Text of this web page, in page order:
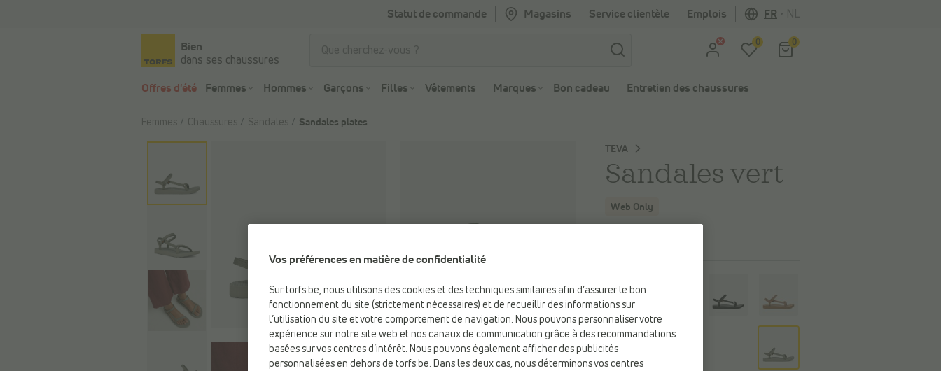
Statut de commande Magasins Service clientèle Emplois FR
Bien
dans ses chaussures
0 0
Offres d'été Femmes Hommes Garçons Filles Vêtements Marques Bon cadeau Entretien des chaussures
Femmes Chaussures Sandales Sandales plates
TEVA
Sandales vert
Web Only
SGSS
Vos préférences en matière de confidentialité
Sur torfs.be, nous utilisons des cookies et des techniques similaires afin d’assurer le bon
fonctionnement du site (strictement nécessaires) et de recueillir des informations sur
l’utilisation du site et votre comportement de navigation. Nous pouvons personnaliser votre
expérience sur notre site web et nos canaux de communication grâce à des recommandations
basées sur vos centres d’intérêt. Nous pouvons également afficher des publicités
personnalisées en dehors de torfs.be. Dans les deux cas, nous déterminons vos centres